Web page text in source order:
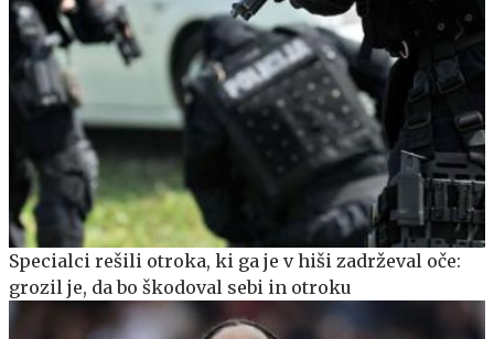
Specialci rešili otroka, ki ga je v hiši zadrževal oče:
grozil je, da bo škodoval sebi in otroku